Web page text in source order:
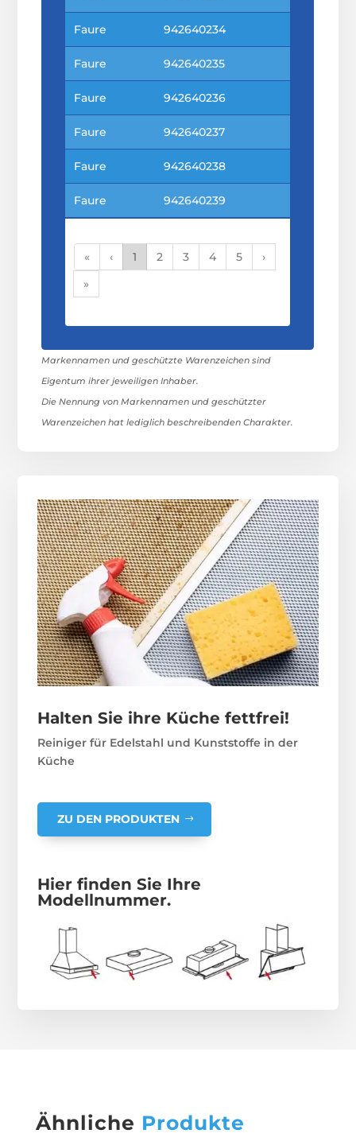
Faure 942640234
Faure 942640235
Faure 942640236
Faure 942640237
Faure 942640238
Faure 942640239
« ‹ 1 2 3 4 5
›
»
Markennamen und geschützte Warenzeichen sind
Eigentum ihrer jeweiligen Inhaber.
Die Nennung von Markennamen und geschützter
Warenzeichen hat lediglich beschreibenden Charakter.
Halten Sie ihre Küche fettfrei!
Reiniger für Edelstahl und Kunststoffe in der
Küche
ZU DEN PRODUKTEN
Hier finden Sie Ihre
Modellnummer.
Ähnliche Produkte